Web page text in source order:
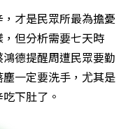
才是民眾所最為擔憂
但分析需要七天時
德提醒周遭民眾要勤
一定要洗手，尤其是
下肚了。